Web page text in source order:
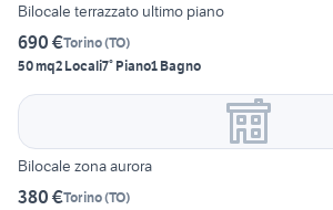
Bilocale terrazzato ultimo piano
690 €Torino(TO)
50 mq2 Locali7° Piano1 Bagno
Bilocale zona aurora
380 €Torino(TO)